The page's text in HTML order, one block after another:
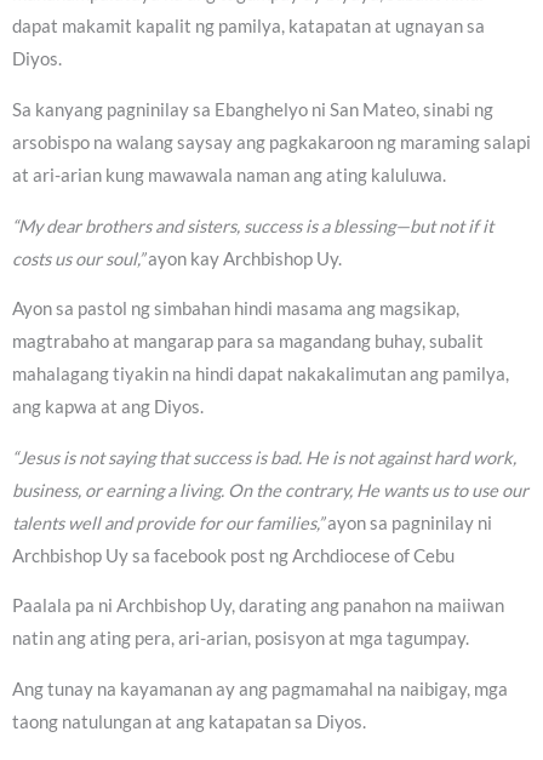
dapat makamit kapalit ng pamilya, katapatan at ugnayan sa
Diyos.
Sa kanyang pagninilay sa Ebanghelyo ni San Mateo, sinabi ng
arsobispo na walang saysay ang pagkakaroon ng maraming salapi
at ari-arian kung mawawala naman ang ating kaluluwa.
“My dear brothers and sisters, success is a blessing—but not if it
costs us our soul,”ayon kay Archbishop Uy.
Ayon sa pastol ng simbahan hindi masama ang magsikap,
magtrabaho at mangarap para sa magandang buhay, subalit
mahalagang tiyakin na hindi dapat nakakalimutan ang pamilya,
ang kapwa at ang Diyos.
“Jesus is not saying that success is bad. He is not against hard work,
business, or earning a living. On the contrary, He wants us to use our
talents well and provide for our families,”ayon sa pagninilay ni
Archbishop Uy sa facebook post ng Archdiocese of Cebu
Paalala pa ni Archbishop Uy, darating ang panahon na maiiwan
natin ang ating pera, ari-arian, posisyon at mga tagumpay.
Ang tunay na kayamanan ay ang pagmamahal na naibigay, mga
taong natulungan at ang katapatan sa Diyos.